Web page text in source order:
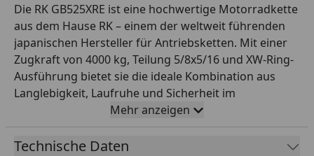
Die RK GB525XRE ist eine hochwertige Motorradkette
aus dem Hause RK – einem der weltweit führenden
japanischen Hersteller für Antriebsketten. Mit einer
Zugkraft von 4000 kg, Teilung 5/8x5/16 und XW-Ring-
Ausführung bietet sie die ideale Kombination aus
Langlebigkeit, Laufruhe und Sicherheit im
Einsatzbereich Straße bis 1000 ccm. Die XW-Ring-
Technologie versiegelt das Hochleistungsfett
dauerhaft zwischen den Kettengliedern und reduziert
Mehr anzeigen
Technische Daten